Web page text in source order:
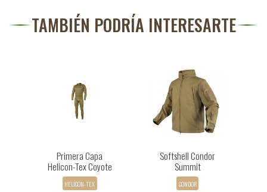
TAMBIÉN PODRÍA INTERESARTE
Primera Capa
Helicon-Tex Coyote
HELICON-TEX
Softshell Condor
Summit
CONDOR